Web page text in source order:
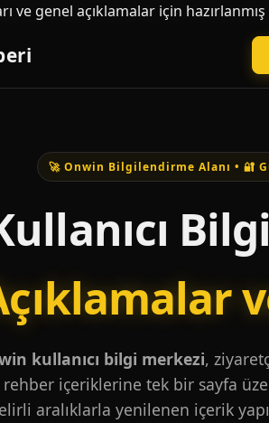
ve genel açıklamalar için
🚀 Onwin Bilgilendirme Alanı • 🔐
kullanıcı bilgi merkezi,
içeriklerine tek bir sayfa
aralıklarla yenilenen içerik